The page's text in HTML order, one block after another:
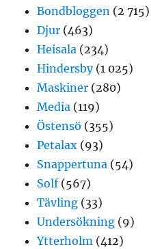
Bondbloggen (2 715)
Djur (463)
Heisala (234)
Hindersby(1 025)
Maskiner (280)
Media (119)
Östensö (355)
Petalax (93)
Snappertuna (54)
Solf(567)
Tävling (33)
Undersökning (9)
Ytterholm (412)